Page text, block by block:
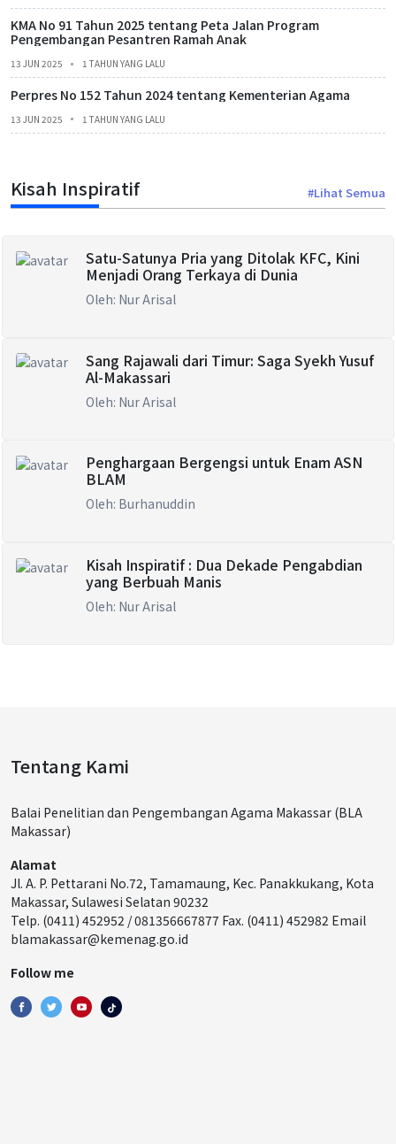
KMA No 91 Tahun 2025 tentang Peta Jalan Program
Pengembangan Pesantren Ramah Anak
13 JUN 2025 1 TAHUN YANG LALU
Perpres No 152 Tahun 2024 tentang Kementerian Agama
13 JUN 2025 1 TAHUN YANG LALU
Kisah Inspiratif #Lihat Semua
Satu-Satunya Pria yang Ditolak KFC, Kini
Menjadi Orang Terkaya di Dunia
Oleh: Nur Arisal
Sang Rajawali dari Timur: Saga Syekh Yusuf
Al-Makassari
Oleh: Nur Arisal
Penghargaan Bergengsi untuk Enam ASN
BLAM
Oleh: Burhanuddin
Kisah Inspiratif : Dua Dekade Pengabdian
yang Berbuah Manis
Oleh: Nur Arisal
Tentang Kami
Balai Penelitian dan Pengembangan Agama Makassar (BLA
Makassar)
Alamat
Jl. A. P. Pettarani No.72, Tamamaung, Kec. Panakkukang, Kota
Makassar, Sulawesi Selatan 90232
Telp. (0411) 452952 / 081356667877 Fax. (0411) 452982 Email
blamakassar@kemenag.go.id
Follow me